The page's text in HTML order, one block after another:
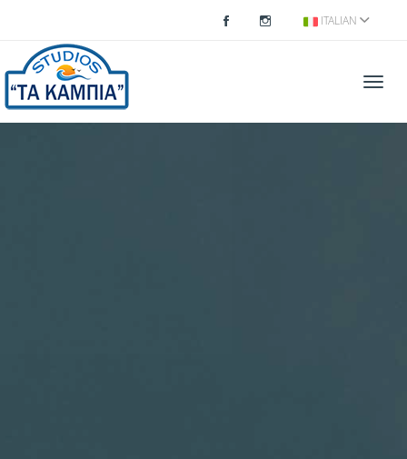
ITALIAN
Menu